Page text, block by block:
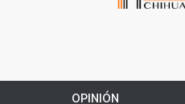
OPINIÓN